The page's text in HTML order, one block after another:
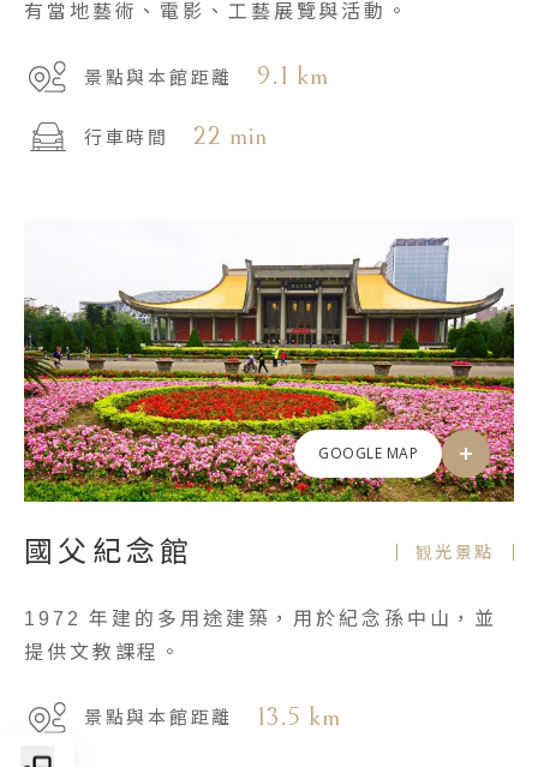
有當地藝術、電影、工藝展覽與活動。
景點與本館距離 9.1 km
行車時間 22 min
GOOGLE MAP
國父紀念館 観光景點
1972 年建的多用途建築，用於紀念孫中山，並
提供文教課程。
景點與本館距離
13.5 km